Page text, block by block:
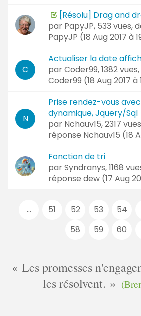
[Résolu] Drag and
par PapyJP, 533 vues,
PapyJP (18 Aug 2017 à
C
Actualiser la date
parCoder99, 1382
Coder99 (18 Aug 2017 à
N
Prise rendez-vous
dynamique, Jquery/Sql
par Nchauv15, 2317
réponse Nchauv15 (18
Fonction de tri
parSyndranys, 1168
réponse dew (17 Aug
... 51 52 53 54
58
59 60
Les promesses
les résolvent.